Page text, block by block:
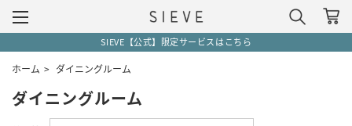
SIEVE【公式】限定サービスはこちら
ホーム > ダイニングルーム
ダイニングルーム